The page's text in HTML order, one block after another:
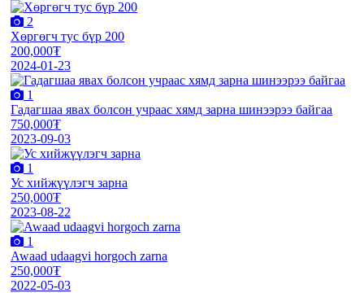
2
Хөргөгч тус бүр 200
200,000₮
2024-01-23
1
Гадагшаа явах болсон учраас хямд зарна шинээрээ байгаа
750,000₮
2023-09-03
1
Ус хийжүүлэгч зарна
250,000₮
2023-08-22
1
Awaad udaagvi horgoch zarna
250,000₮
2022-05-03